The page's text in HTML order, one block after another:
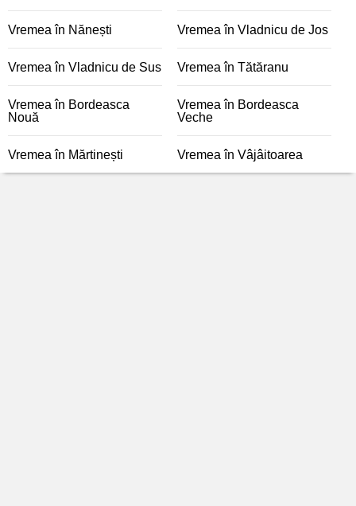
Vremea în Nănești Vremea în Vladnicu de Jos
Vremea în Vladnicu de Sus Vremea în Tătăranu
Vremea în Bordeasca
Nouă
Vremea în Bordeasca
Veche
Vremea în Mărtinești Vremea în Vâjâitoarea